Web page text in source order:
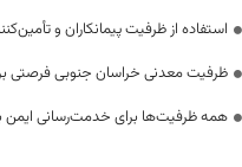
استفاده از ظرفیت پیمانکاران و
ظرفیت معدنی خراسان جنوبی فرصتی
همه ظرفیت‌ها برای خدمت‌رسانی ایمن